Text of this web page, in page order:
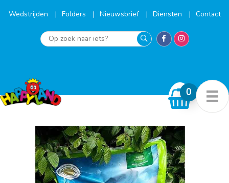
naarWedstrijden Folders Nieuwsbrief Diensten Contact
Op